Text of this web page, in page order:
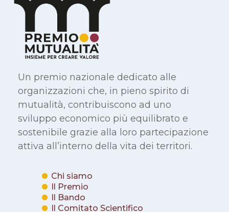
Un premio nazionale dedicato alle
organizzazioni che, in pieno spirito di
mutualità, contribuiscono ad uno
sviluppo economico più equilibrato e
sostenibile grazie alla loro partecipazione
attiva all’interno della vita dei territori.
Chi siamo
Il Premio
Il Bando
Il Comitato Scientifico